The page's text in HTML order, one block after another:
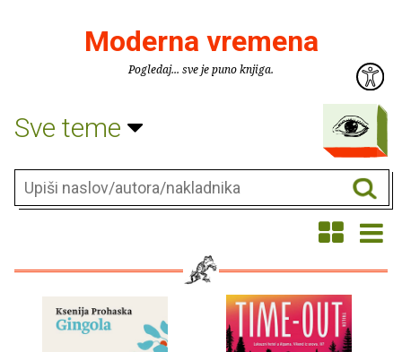
Moderna vremena
Pogledaj... sve je puno knjiga.
Sve teme